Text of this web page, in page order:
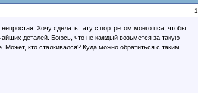
1
Хочу сделать тату с портретом моего пса, чтобы
деталей. Боюсь, что не каждый возьмется за такую
кто сталкивался? Куда можно обратиться с таким